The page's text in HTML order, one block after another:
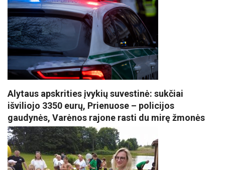
Alytaus apskrities įvykių suvestinė: sukčiai
išviliojo 3350 eurų, Prienuose – policijos
gaudynės, Varėnos rajone rasti du mirę žmonės